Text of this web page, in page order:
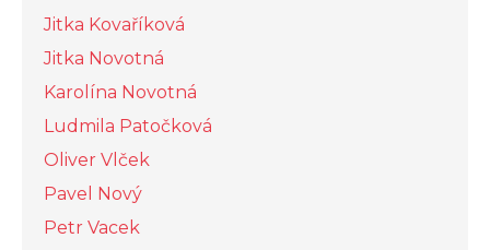
Jitka Kovaříková
Jitka Novotná
Karolína Novotná
Ludmila Patočková
Oliver Vlček
Pavel Nový
Petr Vacek